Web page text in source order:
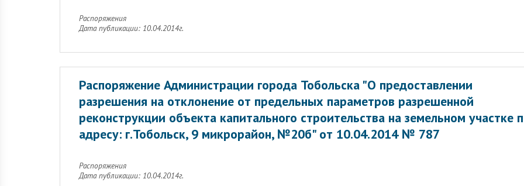
Распоряжения
Дата публикации: 10.04.2014г.
Распоряжение Администрации города Тобольска "О предоставлении
разрешения на отклонение от предельных параметров разрешенной
реконструкции объекта капитального строительства на земельном участке
адресу: г.Тобольск, 9 микрорайон, №20б" от 10.04.2014 № 787
Распоряжения
Дата публикации: 10.04.2014г.